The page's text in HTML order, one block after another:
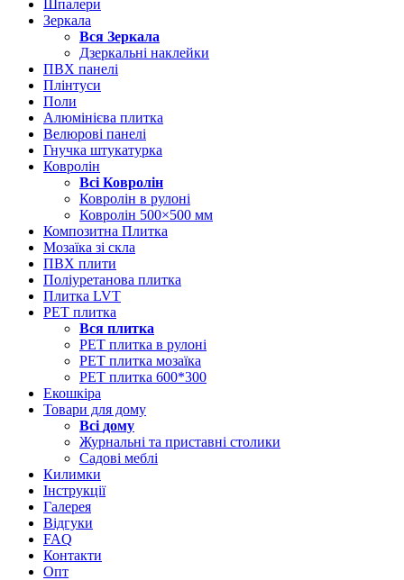
Шпалери
Зеркала
Вся Зеркала
Дзеркальні наклейки
ПВХ панелі
Плінтуси
Поли
Алюмінієва плитка
Велюрові панелі
Гнучка штукатурка
Ковролін
Всі Ковролін
Ковролін в рулоні
Ковролін 500×500 мм
Композитна Плитка
Мозаїка зі скла
ПВХ плити
Поліуретанова плитка
Плитка LVT
РЕТ плитка
Вся плитка
РЕТ плитка в рулоні
РЕТ плитка мозаїка
РЕТ плитка 600*300
Екошкіра
Товари для дому
Всі дому
Журнальні та приставні столики
Садові меблі
Килимки
Інструкції
Галерея
Відгуки
FAQ
Контакти
Опт